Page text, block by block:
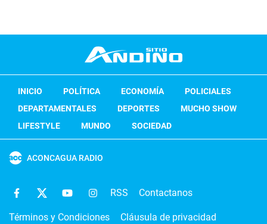
INICIO POLÍTICA ECONOMÍA
POLICIALES
DEPARTAMENTALES
DEPORTES
MUCHO SHOW
LIFESTYLE
MUNDO SOCIEDAD
ACONCAGUA RADIO
RSS Contactanos
Términos y Condiciones Cláusula de privacidad